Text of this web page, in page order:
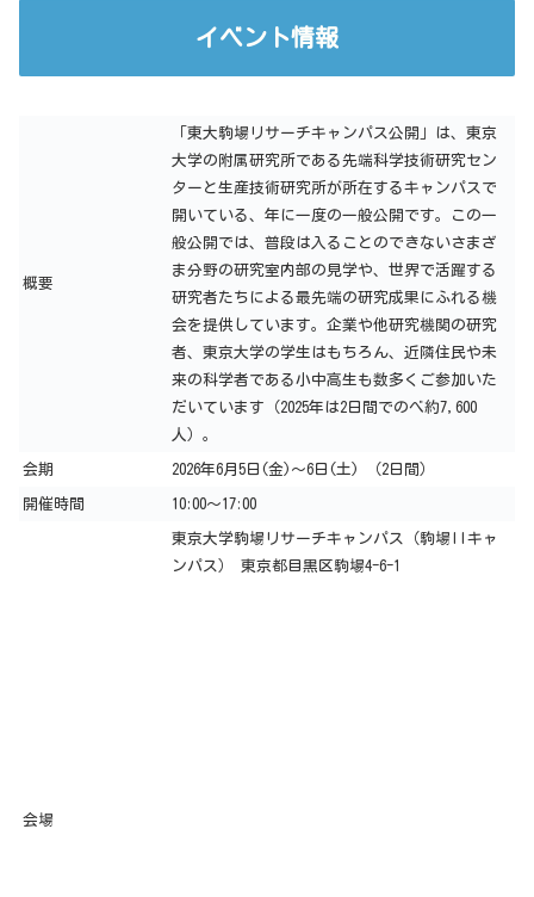
イベント情報
概要
「東大駒場リサーチキャンパス公開」は、東京
大学の附属研究所である先端科学技術研究セン
ターと生産技術研究所が所在するキャンパスで
開いている、年に一度の一般公開です。この一
般公開では、普段は入ることのできないさまざ
ま分野の研究室内部の見学や、世界で活躍する
研究者たちによる最先端の研究成果にふれる機
会を提供しています。企業や他研究機関の研究
者、東京大学の学生はもちろん、近隣住民や未
来の科学者である小中高生も数多くご参加いた
だいています（2025年は2日間でのべ約7,600
人）。
会期 2026年6月5日(金)～6日(土) （2日間）
開催時間 10:00～17:00
会場
東京大学駒場リサーチキャンパス（駒場IIキャ
ンパス） 東京都目黒区駒場4-6-1